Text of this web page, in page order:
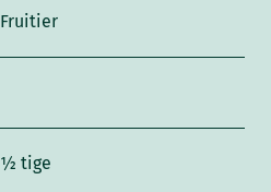
Fruitier
½ tige